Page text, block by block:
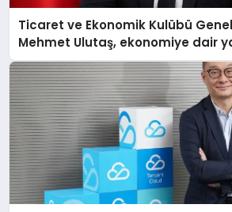
Ticaret ve Ekonomik Kulübü Genel
Mehmet Ulutaş, ekonomiye dair
açıklamada şunları kaydetti: